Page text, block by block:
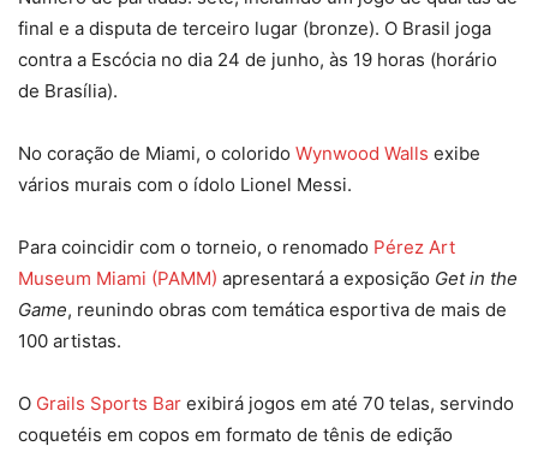
final e a disputa de terceiro lugar (bronze)​. O Brasil joga
contra a Escócia no dia 24 de junho, às 19 horas (horário
de Brasília).
No coração de Miami, o colorido Wynwood Walls exibe
vários murais com o ídolo Lionel Messi.​
Para coincidir com o torneio, o renomado Pérez Art
Museum Miami (PAMM) apresentará a exposição Get in the
Game, reunindo obras com temática esportiva de mais de
100 artistas.​
O Grails Sports Bar exibirá jogos em até 70 telas, servindo
coquetéis em copos em formato de tênis de edição